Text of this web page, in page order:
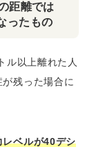
距離では
ったもの
ル以上離れた人
残った場合に
レベルが40デシ